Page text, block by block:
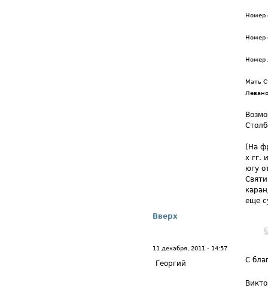
Номер
Номер
Номер
Мать
(На
х гг.
югу
еще
Вверх
11 декабря, 2011 - 14:57
Георгий С